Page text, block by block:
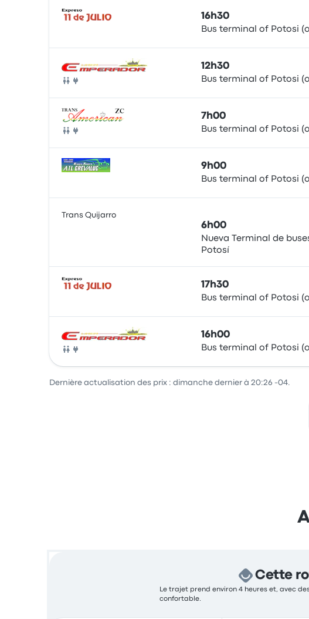
16h30
Bus terminal of Potosi
Bus
12h30
Bus terminal of Potosi
Bus
7h00
Bus terminal of Potosi
9h00
Bus terminal of Potosi
Trans Quijarro
6h00
Nueva Terminal de
Potosí
17h30
Bus terminal of Potosi
Bus
16h00
Bus terminal of Potosi
Dernière actualisation des prix : dimanche dernier à 20:26 -04.
Cette
Le trajet prend environ 4 heures et, avec
confortable.